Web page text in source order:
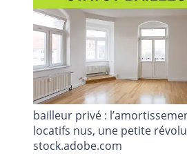
bailleur privé :
locatifs nus, une petite
stock.adobe.com